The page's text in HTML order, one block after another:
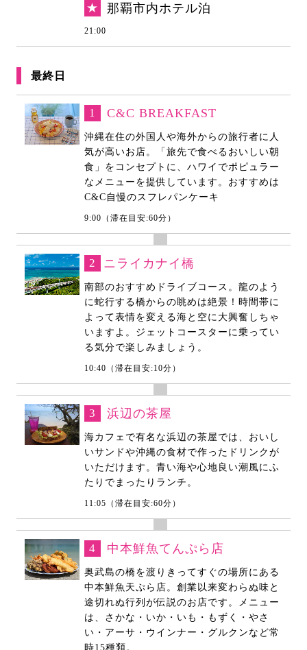
★ 那覇市内ホテル泊
21:00
最終日
1 C&C BREAKFAST
沖縄在住の外国人や海外からの旅行者に人
気が高いお店。「旅先で食べるおいしい朝
食」をコンセプトに、ハワイでポピュラー
なメニューを提供しています。おすすめは
C&C自慢のスフレパンケーキ
9:00（滞在目安:60分）
2 ニライカナイ橋
南部のおすすめドライブコース。龍のよう
に蛇行する橋からの眺めは絶景！時間帯に
よって表情を変える海と空に大興奮しちゃ
いますよ。ジェットコースターに乗ってい
る気分で楽しみましょう。
10:40（滞在目安:10分）
3 浜辺の茶屋
海カフェで有名な浜辺の茶屋では、おいし
いサンドや沖縄の食材で作ったドリンクが
いただけます。青い海や心地良い潮風にふ
たりでまったりランチ。
11:05（滞在目安:60分）
4 中本鮮魚てんぷら店
奥武島の橋を渡りきってすぐの場所にある
中本鮮魚天ぷら店。創業以来変わらぬ味と
途切れぬ行列が伝説のお店です。メニュー
は、さかな・いか・いも・もずく・やさ
い・アーサ・ウインナー・グルクンなど常
時15種類。